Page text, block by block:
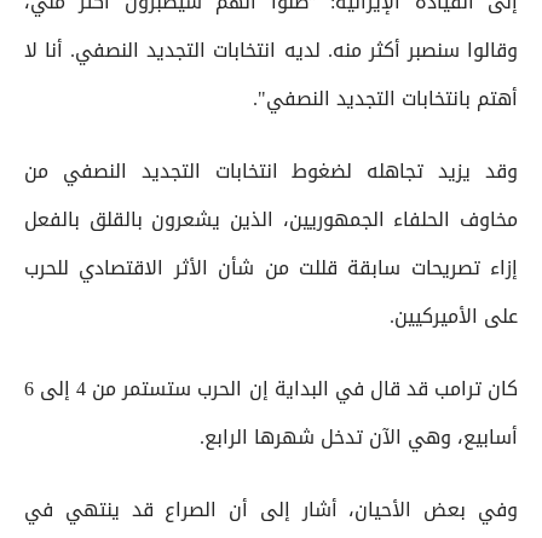
وقالوا سنصبر أكثر منه. لديه انتخابات التجديد النصفي. أنا لا
أهتم بانتخابات ‌التجديد النصفي".
وقد يزيد تجاهله لضغوط انتخابات التجديد ‌النصفي من
مخاوف الحلفاء الجمهوريين، ‌الذين يشعرون بالقلق بالفعل
إزاء تصريحات سابقة قللت من شأن الأثر الاقتصادي للحرب
على الأميركيين.
كان ترامب قد قال في البداية إن الحرب ستستمر من 4 إلى 6
أسابيع، وهي الآن تدخل شهرها الرابع.
وفي بعض ‌الأحيان، أشار إلى أن الصراع قد ينتهي ‌في